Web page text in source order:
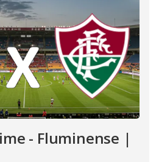
- Fluminense |